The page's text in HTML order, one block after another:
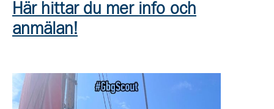
Här hittar du mer info och
anmälan!